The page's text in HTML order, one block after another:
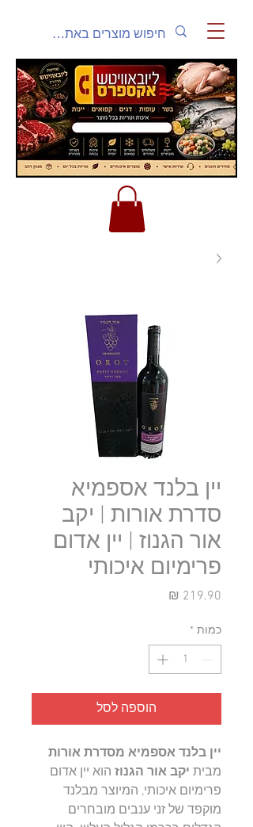
יין בלנד אספמיא
סדרת אורות | יקב
אור הגנוז | יין אדום
פרימיום איכותי
כמות *
הוספה לסל
יין בלנד אספמיא מסדרת אורות
מבית יקב אור הגנוז הוא יין אדום
פרימיום איכותי, המיוצר מבלנד
מוקפד של זני ענבים מובחרים